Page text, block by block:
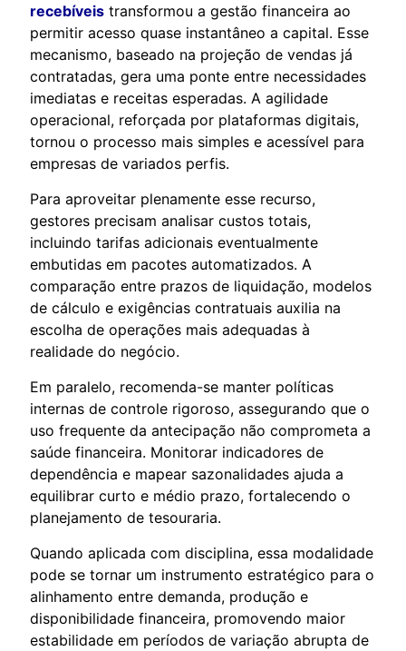
recebíveis transformou a gestão financeira ao
permitir acesso quase instantâneo a capital. Esse
mecanismo, baseado na projeção de vendas já
contratadas, gera uma ponte entre necessidades
imediatas e receitas esperadas. A agilidade
operacional, reforçada por plataformas digitais,
tornou o processo mais simples e acessível para
empresas de variados perfis.
Para aproveitar plenamente esse recurso,
gestores precisam analisar custos totais,
incluindo tarifas adicionais eventualmente
embutidas em pacotes automatizados. A
comparação entre prazos de liquidação, modelos
de cálculo e exigências contratuais auxilia na
escolha de operações mais adequadas à
realidade do negócio.
Em paralelo, recomenda-se manter políticas
internas de controle rigoroso, assegurando que o
uso frequente da antecipação não comprometa a
saúde financeira. Monitorar indicadores de
dependência e mapear sazonalidades ajuda a
equilibrar curto e médio prazo, fortalecendo o
planejamento de tesouraria.
Quando aplicada com disciplina, essa modalidade
pode se tornar um instrumento estratégico para o
alinhamento entre demanda, produção e
disponibilidade financeira, promovendo maior
estabilidade em períodos de variação abrupta de